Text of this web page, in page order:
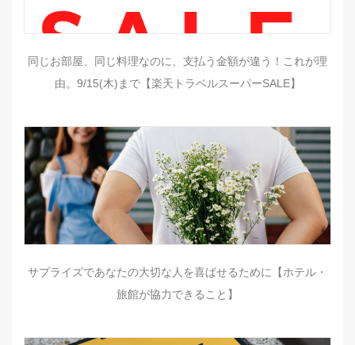
同じお部屋、同じ料理なのに、支払う金額が違う！これが理
由。9/15(木)まで【楽天トラベルスーパーSALE】
サプライズであなたの大切な人を喜ばせるために【ホテル・
旅館が協力できること】